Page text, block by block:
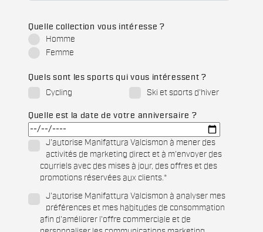
Quelle collection vous intéresse ?
Homme
Femme
Quels sont les sports qui vous intéressent ?
Cycling
Ski et sports d'hiver
Quelle est la date de votre anniversaire ?
J'autorise Manifattura Valcismon à mener des
activités de marketing direct et à m'envoyer des
courriels avec des mises à jour, des offres et des
promotions réservées aux clients.*
J'autorise Manifattura Valcismon à analyser mes
préférences et mes habitudes de consommation
afin d'améliorer l'offre commerciale et de